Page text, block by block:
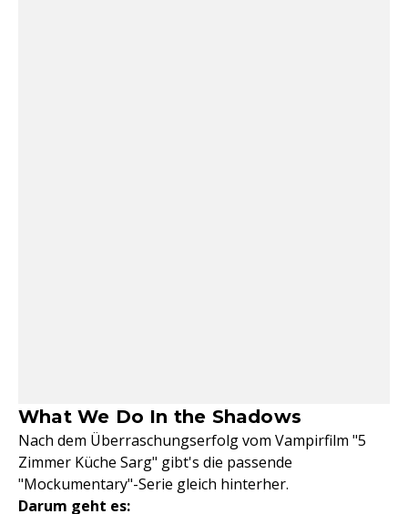
What We Do In the Shadows
Nach dem Überraschungserfolg vom Vampirfilm "5
Zimmer Küche Sarg" gibt's die passende
"Mockumentary"-Serie gleich hinterher.
Darum geht es: